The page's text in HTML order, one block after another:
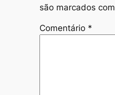
são marcados com
Comentário *